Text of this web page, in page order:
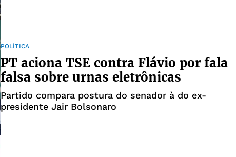
POLÍTICA
PT aciona TSE contra Flávio por fala
falsa sobre urnas eletrônicas
Partido compara postura do senador à do ex-
presidente Jair Bolsonaro